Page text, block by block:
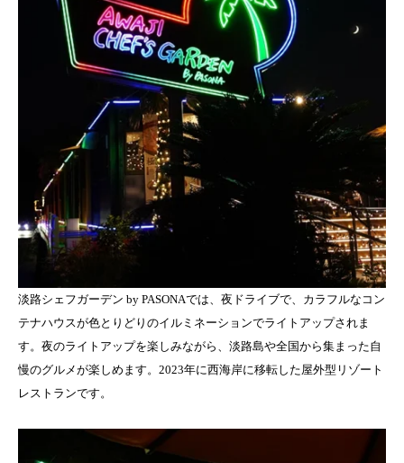
淡路シェフガーデン by PASONAでは、夜ドライブで、カラフルなコン
テナハウスが色とりどりのイルミネーションでライトアップされま
す。夜のライトアップを楽しみながら、淡路島や全国から集まった自
慢のグルメが楽しめます。2023年に西海岸に移転した屋外型リゾート
レストランです。